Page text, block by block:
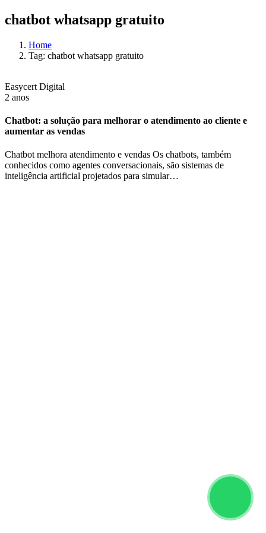
chatbot whatsapp gratuito
Home
Tag: chatbot whatsapp gratuito
Easycert Digital
2 anos
Chatbot: a solução para melhorar o atendimento ao cliente e
aumentar as vendas
Chatbot melhora atendimento e vendas Os chatbots, também
conhecidos como agentes conversacionais, são sistemas de
inteligência artificial projetados para simular…